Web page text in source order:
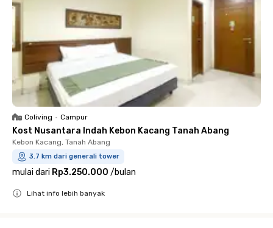
Coliving • Campur
Kost Nusantara Indah Kebon Kacang Tanah Abang
Kebon Kacang, Tanah Abang
3.7 km dari generali tower
mulai dari Rp3.250.000 /bulan
Lihat info lebih banyak